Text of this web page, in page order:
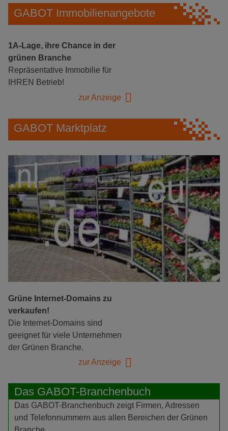
GABOT Immobilienangebote
1A-Lage, ihre Chance in der
grünen Branche
Repräsentative Immobilie für
IHREN Betrieb!
zur Anzeige
GABOT Marktplatz
Grüne Internet-Domains zu
verkaufen!
Die Internet-Domains sind
geeignet für viele Unternehmen
der Grünen Branche.
zur Anzeige
Das GABOT-Branchenbuch
Das GABOT-Branchenbuch zeigt Firmen, Adressen
und Telefonnummern aus allen Bereichen der Grünen